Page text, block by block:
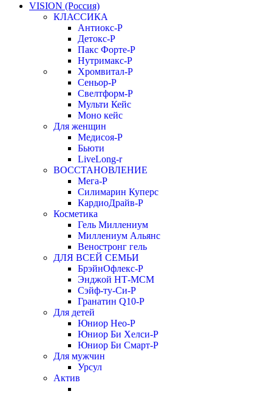
VISION (Россия)
КЛАССИКА
Антиокс-Р
Детокс-Р
Пакс Форте-Р
Нутримакс-Р
Хромвитал-Р
Сеньор-Р
Свелтформ-Р
Мульти Кейс
Моно кейс
Для женщин
Медисоя-Р
Бьюти
LiveLong-r
ВОССТАНОВЛЕНИЕ
Мега-Р
Силимарин Куперс
КардиоДрайв-Р
Косметика
Гель Миллениум
Миллениум Альянс
Веностронг гель
ДЛЯ ВСЕЙ СЕМЬИ
БрэйнОфлекс-Р
Энджой НТ-МСМ
Сэйф-ту-Си-Р
Гранатин Q10-Р
Для детей
Юниор Нео-Р
Юниор Би Хелси-Р
Юниор Би Смарт-Р
Для мужчин
Урсул
Актив